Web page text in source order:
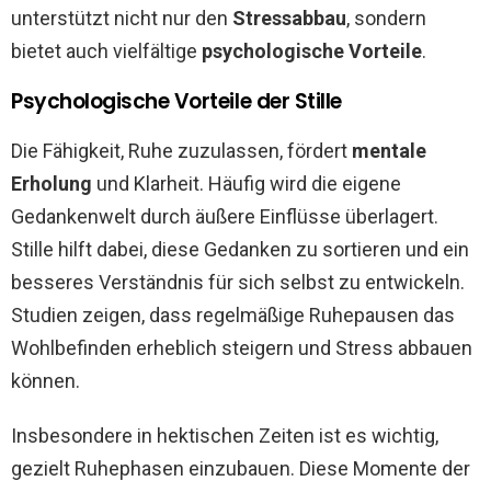
unterstützt nicht nur den Stressabbau, sondern
bietet auch vielfältige psychologische Vorteile.
Psychologische Vorteile der Stille
Die Fähigkeit, Ruhe zuzulassen, fördert mentale
Erholung und Klarheit. Häufig wird die eigene
Gedankenwelt durch äußere Einflüsse überlagert.
Stille hilft dabei, diese Gedanken zu sortieren und ein
besseres Verständnis für sich selbst zu entwickeln.
Studien zeigen, dass regelmäßige Ruhepausen das
Wohlbefinden erheblich steigern und Stress abbauen
können.
Insbesondere in hektischen Zeiten ist es wichtig,
gezielt Ruhephasen einzubauen. Diese Momente der